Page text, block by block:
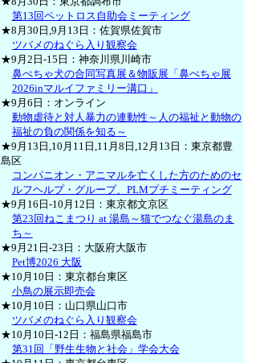
第13回ペットロス自助会ミーティング
★8月30日,9月13日：佐賀県佐賀市
ツバメのねぐら入り観察会
★9月2日-15日：神奈川県川崎市
鼻ぺちゃ犬の合同写真展＆物販展「鼻ぺちゃ展
2026inマルイファミリー溝口」
★9月6日：オンライン
動物虐待と対人暴力の連動性～人の福祉と動物の
福祉の負の関係を知る～
★9月13日,10月11日,11月8日,12月13日：東京都豊
島区
コンパニオン・アニマルを亡くした方のためのセ
ルフヘルプ・グループ、PLMプチミーティング
★9月16日-10月12日：東京都文京区
第23回ねこまつり at 湯島～猫でつなぐ湯島のま
ち～
★9月21日-23日：大阪府大阪市
Pet博2026 大阪
★10月10日：東京都台東区
小鳥の展示即売会
★10月10日：山口県山口市
ツバメのねぐら入り観察会
★10月10日-12日：福島県福島市
第31回「野生生物と社会」学会大会